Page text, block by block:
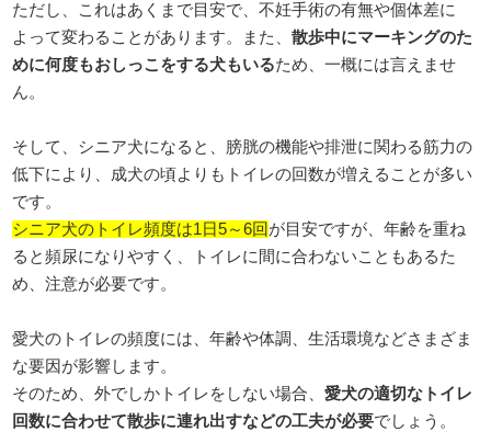
ただし、これはあくまで目安で、不妊手術の有無や個体差に
よって変わることがあります。また、散歩中にマーキングのた
めに何度もおしっこをする犬もいるため、一概には言えませ
ん。
そして、シニア犬になると、膀胱の機能や排泄に関わる筋力の
低下により、成犬の頃よりもトイレの回数が増えることが多い
です。
シニア犬のトイレ頻度は1日5～6回 が目安ですが、年齢を重ね
ると頻尿になりやすく、トイレに間に合わないこともあるた
め、注意が必要です。
愛犬のトイレの頻度には、年齢や体調、生活環境などさまざま
な要因が影響します。
そのため、外でしかトイレをしない場合、愛犬の適切なトイレ
回数に合わせて散歩に連れ出すなどの工夫が必要でしょう。